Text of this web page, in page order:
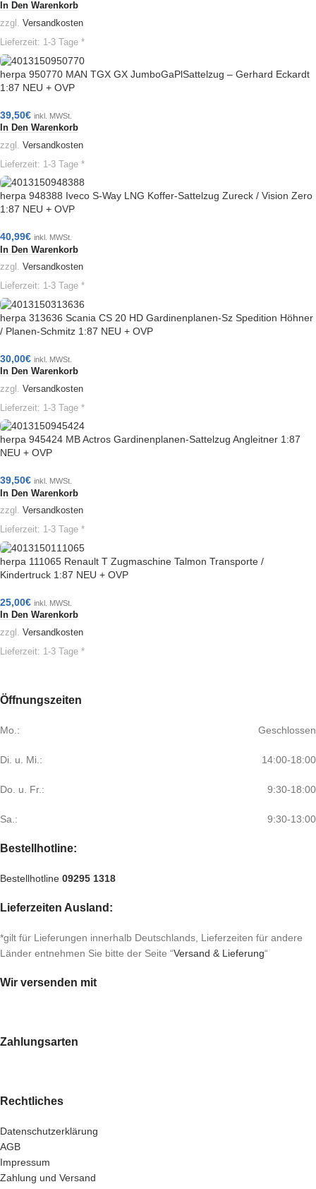
In Den Warenkorb
zzgl. Versandkosten
Lieferzeit: 1-3 Tage *
herpa 950770 MAN TGX GX JumboGaPlSattelzug – Gerhard Eckardt
1:87 NEU + OVP
39,50€ inkl. MWSt.
In Den Warenkorb
zzgl. Versandkosten
Lieferzeit: 1-3 Tage *
herpa 948388 Iveco S-Way LNG Koffer-Sattelzug Zureck / Vision Zero
1:87 NEU + OVP
40,99€ inkl. MWSt.
In Den Warenkorb
zzgl. Versandkosten
Lieferzeit: 1-3 Tage *
herpa 313636 Scania CS 20 HD Gardinenplanen-Sz Spedition Höhner
/ Planen-Schmitz 1:87 NEU + OVP
30,00€ inkl. MWSt.
In Den Warenkorb
zzgl. Versandkosten
Lieferzeit: 1-3 Tage *
herpa 945424 MB Actros Gardinenplanen-Sattelzug Angleitner 1:87
NEU + OVP
39,50€ inkl. MWSt.
In Den Warenkorb
zzgl. Versandkosten
Lieferzeit: 1-3 Tage *
herpa 111065 Renault T Zugmaschine Talmon Transporte /
Kindertruck 1:87 NEU + OVP
25,00€ inkl. MWSt.
In Den Warenkorb
zzgl. Versandkosten
Lieferzeit: 1-3 Tage *
Öffnungszeiten
Mo.: Geschlossen
Di. u. Mi.: 14:00-18:00
Do. u. Fr.: 9:30-18:00
Sa.: 9:30-13:00
Bestellhotline:
Bestellhotline 09295 1318
Lieferzeiten Ausland:
*gilt für Lieferungen innerhalb Deutschlands, Lieferzeiten für andere
Länder entnehmen Sie bitte der Seite “Versand & Lieferung“
Wir versenden mit
Zahlungsarten
Rechtliches
Datenschutzerklärung
AGB
Impressum
Zahlung und Versand